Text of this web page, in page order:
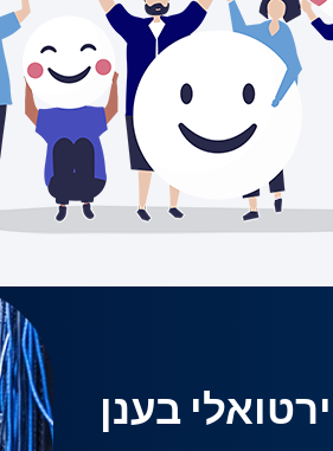
בענן